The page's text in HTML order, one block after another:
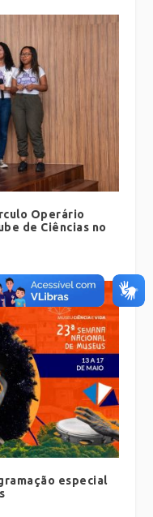
Operário
de Ciências no
especial